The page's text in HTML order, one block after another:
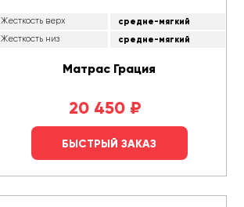
Жесткость верх средне-мягкий
Жесткость низ средне-мягкий
Матрас Грация
20 450 ₽
БЫСТРЫЙ ЗАКАЗ